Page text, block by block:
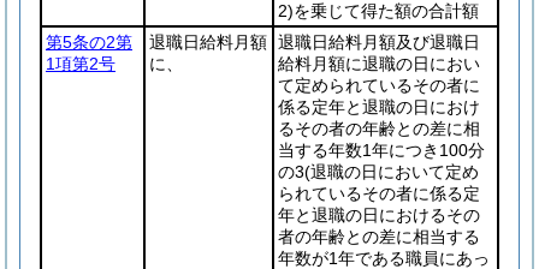
2)を乗じて得た額の合計額
第5条の2第
1項第2号
退職日給料月額
に、
退職日給料月額及び退職日
給料月額に退職の日におい
て定められているその者に
係る定年と退職の日におけ
るその者の年齢との差に相
当する年数1年につき100分
の3(退職の日において定め
られているその者に係る定
年と退職の日におけるその
者の年齢との差に相当する
年数が1年である職員にあっ